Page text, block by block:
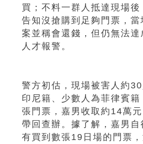
買；不料一群人抵達現場後
告知沒搶購到足夠門票，當
案並稱會還錢，但仍無法達
人才報警。
警方初估，現場被害人約
印尼籍、少數人為菲律賓
張門票，嘉男收取約14萬
帶回查辦。據了解，嘉男自
有買到數張19日場的門票